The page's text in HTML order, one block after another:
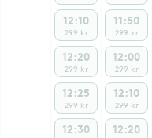
12:10
299 kr
12:20
299 kr
12:25
299 kr
12:30
11:50
299 kr
12:00
299 kr
12:10
299 kr
12:20